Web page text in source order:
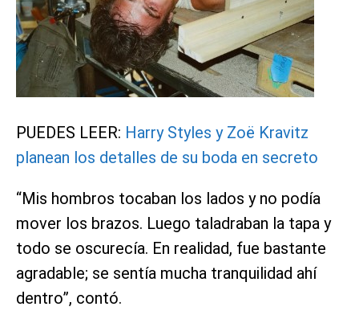
PUEDES LEER: Harry Styles y Zoë Kravitz
planean los detalles de su boda en secreto
“Mis hombros tocaban los lados y no podía
mover los brazos. Luego taladraban la tapa y
todo se oscurecía. En realidad, fue bastante
agradable; se sentía mucha tranquilidad ahí
dentro”, contó.